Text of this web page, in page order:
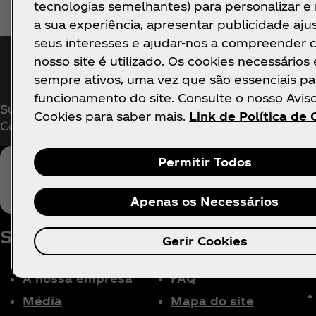
Fica a par das
Subscreve agora para ter acesso exclusivo a tudo
Coca‑Cola!
Sobre nós
A nossa empresa
Média
Precisas de ajuda?
FAQ
Mapa do site
tecnologias semelhantes) para personalizar e
a sua experiência, apresentar publicidade
seus interesses e ajudar-nos a compreender
nosso site é utilizado. Os cookies necessários
sempre ativos, uma vez que são essenciais
funcionamento do site. Consulte o nosso
Cookies para saber mais. Link de Política de
Permitir Todos
Apenas os Necessários
Gerir Cookies